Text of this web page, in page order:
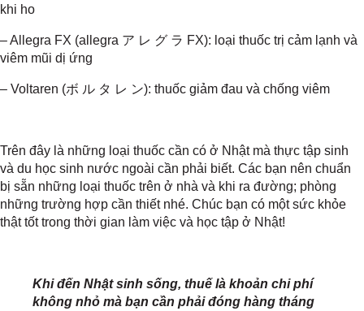
khi ho
– Allegra FX (allegra ア レ グ ラ FX): loại thuốc trị cảm lạnh và
viêm mũi dị ứng
– Voltaren (ボ ル タ レ ン): thuốc giảm đau và chống viêm
Trên đây là những loại thuốc cần có ở Nhật mà thực tập sinh
và du học sinh nước ngoài cần phải biết. Các bạn nên chuẩn
bị sẵn những loại thuốc trên ở nhà và khi ra đường; phòng
những trường hợp cần thiết nhé. Chúc bạn có một sức khỏe
thật tốt trong thời gian làm việc và học tập ở Nhật!
Khi đến Nhật sinh sống, thuế là khoản chi phí
không nhỏ mà bạn cần phải đóng hàng tháng